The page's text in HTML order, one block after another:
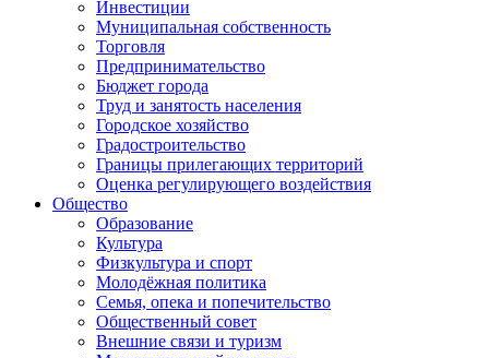
Инвестиции
Муниципальная собственность
Торговля
Предпринимательство
Бюджет города
Труд и занятость населения
Городское хозяйство
Градостроительство
Границы прилегающих территорий
Оценка регулирующего воздействия
Общество
Образование
Культура
Физкультура и спорт
Молодёжная политика
Семья, опека и попечительство
Общественный совет
Внешние связи и туризм